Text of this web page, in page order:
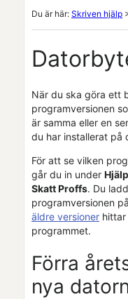
Du är här: Skriven hjälp
När du ska göra ett
programversionen
är samma eller en
du har installerat på
För att se vilken
går du in under
Skatt Proffs. Du
programversionen på
äldre versioner
programmet.
Förra
nya